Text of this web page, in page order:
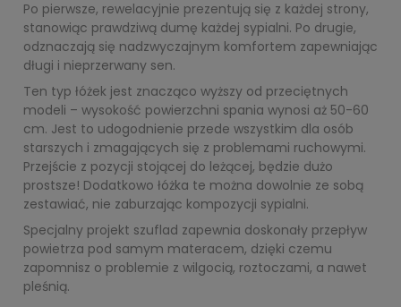
Po pierwsze, rewelacyjnie prezentują się z każdej strony,
stanowiąc prawdziwą dumę każdej sypialni. Po drugie,
odznaczają się nadzwyczajnym komfortem zapewniając
długi i nieprzerwany sen.
Ten typ łóżek jest znacząco wyższy od przeciętnych
modeli – wysokość powierzchni spania wynosi aż 50-60
cm. Jest to udogodnienie przede wszystkim dla osób
starszych i zmagających się z problemami ruchowymi.
Przejście z pozycji stojącej do leżącej, będzie dużo
prostsze! Dodatkowo łóżka te można dowolnie ze sobą
zestawiać, nie zaburzając kompozycji sypialni.
Specjalny projekt szuflad zapewnia doskonały przepływ
powietrza pod samym materacem, dzięki czemu
zapomnisz o problemie z wilgocią, roztoczami, a nawet
pleśnią.